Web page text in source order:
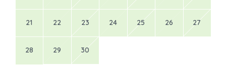
21 22 23 24 25 26 27
28 29 30